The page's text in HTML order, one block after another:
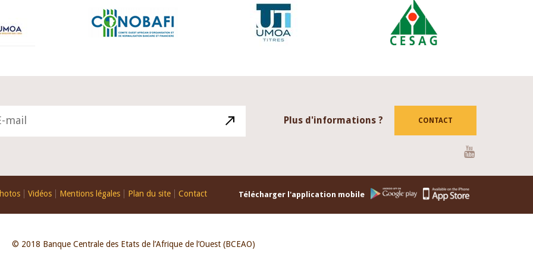
Plus d'informations ? CONTACT
Vidéos Mentions légales Plan du site Contact Télécharger l'application mobile
© 2018 Banque Centrale des Etats de l’Afrique de l’Ouest (BCEAO)